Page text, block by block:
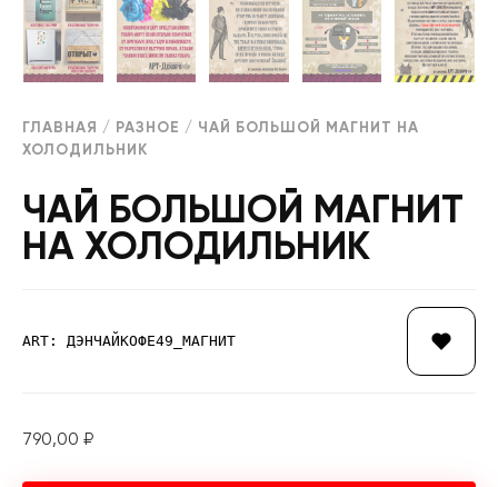
ГЛАВНАЯ / РАЗНОЕ / ЧАЙ БОЛЬШОЙ МАГНИТ НА
ХОЛОДИЛЬНИК
ЧАЙ БОЛЬШОЙ МАГНИТ
НА ХОЛОДИЛЬНИК
ART: ДЭНЧАЙКОФЕ49_МАГНИТ
790,00 ₽